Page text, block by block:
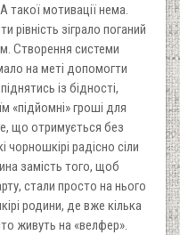
мотивації нема.
зіграло поганий
Створення системи
на меті допомогти
із бідності,
«підйомні» гроші для
що отримується без
чорношкірі радісно сіли
замість того, щоб
стали просто на нього
родини, де вже кілька
живуть на «велфер».